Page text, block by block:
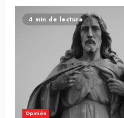
4 min de lectura
Opinión